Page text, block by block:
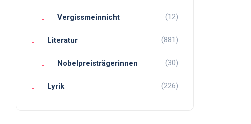
Vergissmeinnicht (12)
Literatur (881)
Nobelpreisträgerinnen (30)
Lyrik (226)